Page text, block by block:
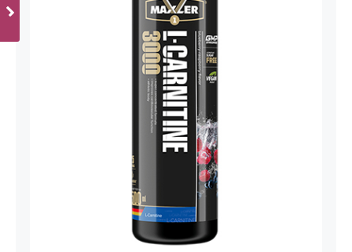
Carnitine Liquid Comfortable Shape
3000 – 500 ml
Mršavko Svi proizvodi
1.800,00рсд